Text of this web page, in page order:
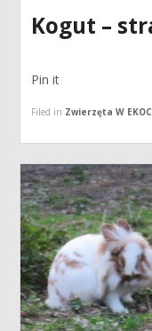
Kogut –
Pin it
Filed in Zwierzęta W